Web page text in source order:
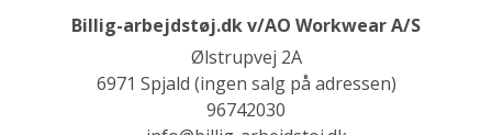
Billig-arbejdstøj.dk v/AO Workwear A/S
Ølstrupvej 2A
6971 Spjald (ingen salg på adressen)
96742030